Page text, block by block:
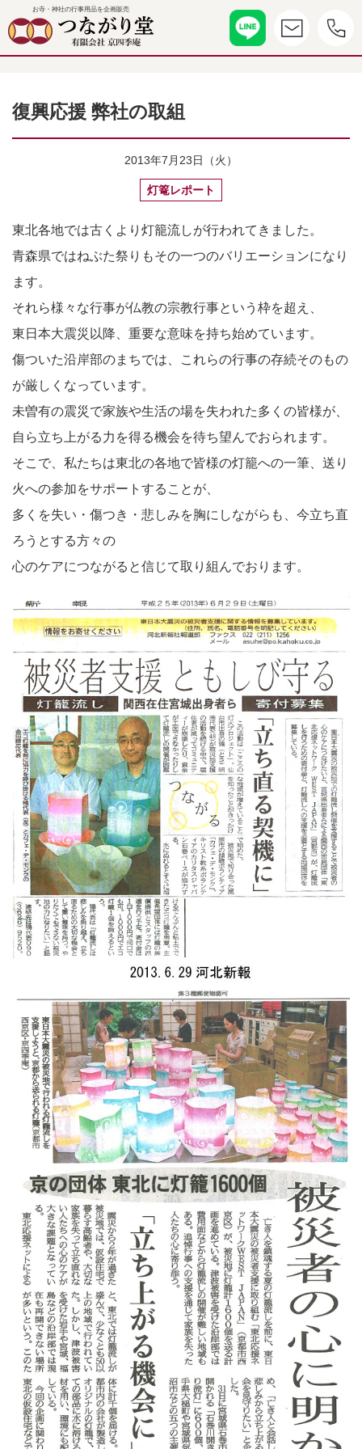
お寺・神社の行事用品を企画販売
復興応援 弊社の取組
2013年7月23日（火）
灯篭レポート
東北各地では古くより灯籠流しが行われてきました。
青森県ではねぶた祭りもその一つのバリエーションになり
ます。
それら様々な行事が仏教の宗教行事という枠を超え、
東日本大震災以降、重要な意味を持ち始めています。
傷ついた沿岸部のまちでは、これらの行事の存続そのもの
が厳しくなっています。
未曽有の震災で家族や生活の場を失われた多くの皆様が、
自ら立ち上がる力を得る機会を待ち望んでおられます。
そこで、私たちは東北の各地で皆様の灯籠への一筆、送り
火への参加をサポートすることが、
多くを失い・傷つき・悲しみを胸にしながらも、今立ち直
ろうとする方々の
心のケアにつながると信じて取り組んでおります。